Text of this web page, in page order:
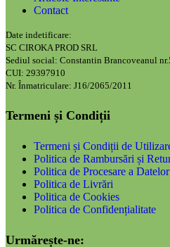
Contact
Date indetificare:
SC CIROKA PROD SRL
Sediul social: Constantin Brancoveanul
CUI: 29397910
Nr. Înmatriculare: J16/2065/2011
Termeni și Condiții
Termeni și Condiții de
Politica de Rambursări și
Politica de Procesare a Datelor
Politica de Livrări
Politica de Cookies
Politica de Confidențialitate
Urmărește-ne: